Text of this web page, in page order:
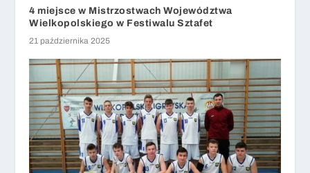
4 miejsce w Mistrzostwach Województwa
Wielkopolskiego w Festiwalu Sztafet
21 października 2025